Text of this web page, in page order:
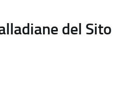
del Sito